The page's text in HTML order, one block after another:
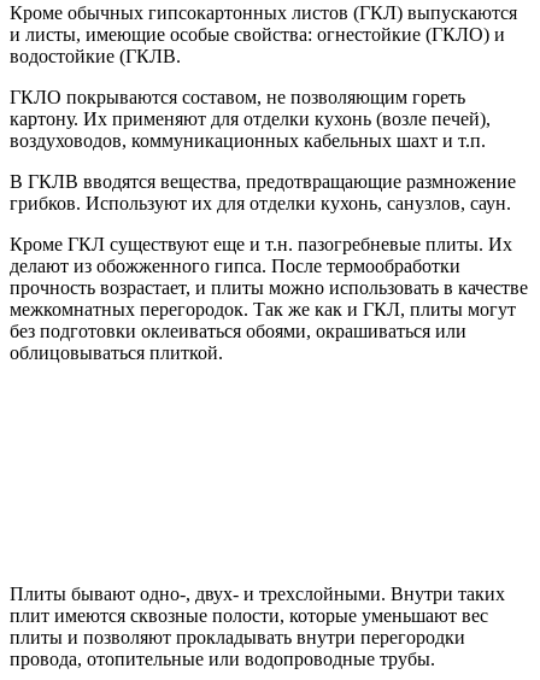
Кроме обычных гипсокартонных листов (ГКЛ) выпускаются
и листы, имеющие особые свойства: огнестойкие (ГКЛО) и
водостойкие (ГКЛВ.
ГКЛО покрываются составом, не позволяющим гореть
картону. Их применяют для отделки кухонь (возле печей),
воздуховодов, коммуникационных кабельных шахт и т.п.
В ГКЛВ вводятся вещества, предотвращающие размножение
грибков. Используют их для отделки кухонь, санузлов, саун.
Кроме ГКЛ существуют еще и т.н. пазогребневые плиты. Их
делают из обожженного гипса. После термообработки
прочность возрастает, и плиты можно использовать в качестве
межкомнатных перегородок. Так же как и ГКЛ, плиты могут
без подготовки оклеиваться обоями, окрашиваться или
облицовываться плиткой.
Плиты бывают одно-, двух- и трехслойными. Внутри таких
плит имеются сквозные полости, которые уменьшают вес
плиты и позволяют прокладывать внутри перегородки
провода, отопительные или водопроводные трубы.